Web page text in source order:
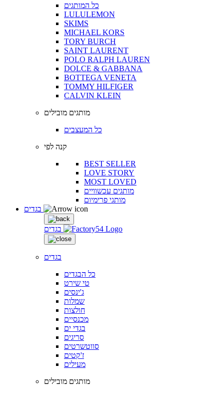
כל המותגים
LULULEMON
SKIMS
MICHAEL KORS
TORY BURCH
SAINT LAURENT
POLO RALPH LAUREN
DOLCE & GABBANA
BOTTEGA VENETA
TOMMY HILFIGER
CALVIN KLEIN
מותגים מובילים
כל המעצבים
קנה לפי
BEST SELLER
LOVE STORY
MOST LOVED
מותגים עכשוויים
מותגי פרימיום
בגדים
בגדים
כל הבגדים
טי שירט
ג'ינסים
שמלות
חולצות
מכנסיים
בגדי ים
סריגים
סווטשרטים
ז'קטים
מעילים
מותגים מובילים